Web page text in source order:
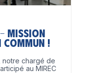
Mission
!
notre chargé de
au MIREC